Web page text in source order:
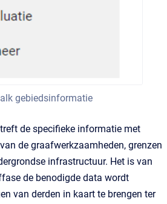
gebiedsinformatie
de specifieke informatie met
de graafwerkzaamheden, grenzen
infrastructuur. Het is van
de benodigde data wordt
van derden in kaart te brengen ter